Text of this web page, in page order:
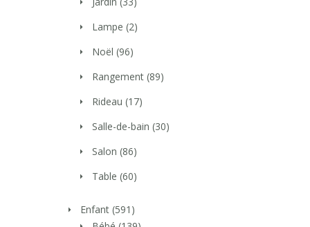
Lampe (2)
Noël (96)
Rangement (89)
Rideau (17)
Salle-de-bain (30)
Salon (86)
Table (60)
Enfant (591)